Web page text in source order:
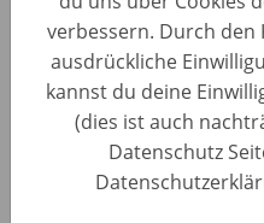
verbessern. Durch den
ausdrückliche
kannst du deine
(dies ist auch
Datenschutz